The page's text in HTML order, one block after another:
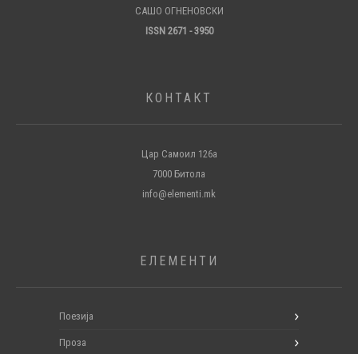
САШО ОГНЕНОВСКИ
ISSN 2671 - 3950
КОНТАКТ
Цар Самоил 126а
7000 Битола
info@elementi.mk
ЕЛЕМЕНТИ
Поезија
Проза